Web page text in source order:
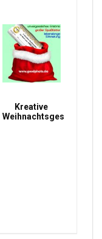
Kreative
Weihnachtsgeschenke